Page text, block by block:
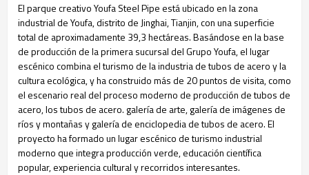
El parque creativo Youfa Steel Pipe está ubicado en la zona
industrial de Youfa, distrito de Jinghai, Tianjin, con una superficie
total de aproximadamente 39,3 hectáreas. Basándose en la base
de producción de la primera sucursal del Grupo Youfa, el lugar
escénico combina el turismo de la industria de tubos de acero y la
cultura ecológica, y ha construido más de 20 puntos de visita, como
el escenario real del proceso moderno de producción de tubos de
acero, los tubos de acero. galería de arte, galería de imágenes de
ríos y montañas y galería de enciclopedia de tubos de acero. El
proyecto ha formado un lugar escénico de turismo industrial
moderno que integra producción verde, educación científica
popular, experiencia cultural y recorridos interesantes.